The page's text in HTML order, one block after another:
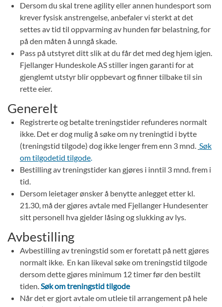
Dersom du skal trene agility eller annen hundesport som
krever fysisk anstrengelse, anbefaler vi sterkt at det
settes av tid til oppvarming av hunden før belastning, for
på den måten å unngå skade.
Pass på utstyret ditt slik at du får det med deg hjem igjen.
Fjellanger Hundeskole AS stiller ingen garanti for at
gjenglemt utstyr blir oppbevart og finner tilbake til sin
rette eier.
Generelt
Registrerte og betalte treningstider refunderes normalt
ikke. Det er dog mulig å søke om ny treningtid i bytte
(treningstid tilgode) dog ikke lenger frem enn 3 mnd. Søk
om tilgodetid tilgode.
Bestilling av treningstider kan gjøres i inntil 3 mnd. frem i
tid.
Dersom leietager ønsker å benytte anlegget etter kl.
21.30, må der gjøres avtale med Fjellanger Hundesenter
sitt personell hva gjelder låsing og slukking av lys.
Avbestilling
Avbestilling av treningstid som er foretatt på nett gjøres
normalt ikke. En kan likeval søke om treningstid tilgode
dersom dette gjøres minimum 12 timer før den bestilt
tiden.Søk om treningstid tilgode
Når det er gjort avtale om utleie til arrangement på hele